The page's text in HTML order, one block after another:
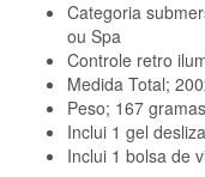
Categoria
ou Spa
Controle retro
Medida Total;
Peso; 167 gramas
Inclui 1 gel
Inclui 1 bolsa de